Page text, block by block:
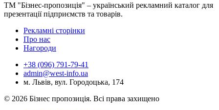
ТМ "Бізнес-пропозиція" – український рекламний каталог для
презентації підприємств та товарів.
Рекламні сторінки
Про нас
Нагороди
+38 (096) 791-79-41
admin@west-info.ua
м. Львів, вул. Городоцька, 174
© 2026 Бізнес пропозиція. Всі права захищено